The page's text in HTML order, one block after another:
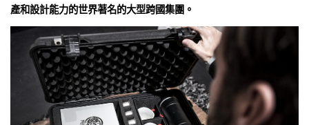
產和設計能力的世界著名的大型跨國集團。